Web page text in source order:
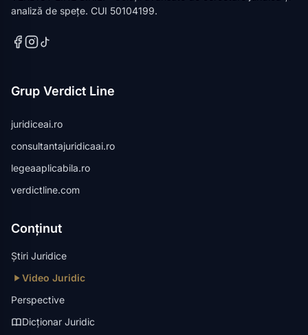
analiză de spețe. CUI 50104199.
Grup Verdict Line
juridiceai.ro
consultantajuridicaai.ro
legeaaplicabila.ro
verdictline.com
Conținut
Știri Juridice
Video Juridic
Perspective
Dicționar Juridic